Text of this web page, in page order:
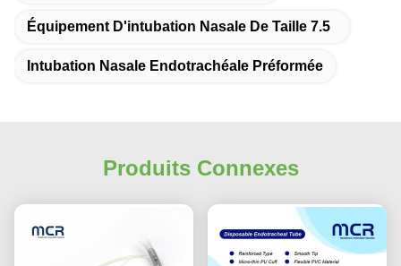
Équipement D'intubation Nasale De Taille 7.5
Intubation Nasale Endotrachéale Préformée
Produits Connexes